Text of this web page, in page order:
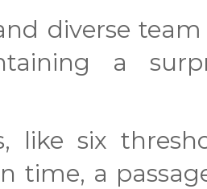
diverse
a
like six
time, a